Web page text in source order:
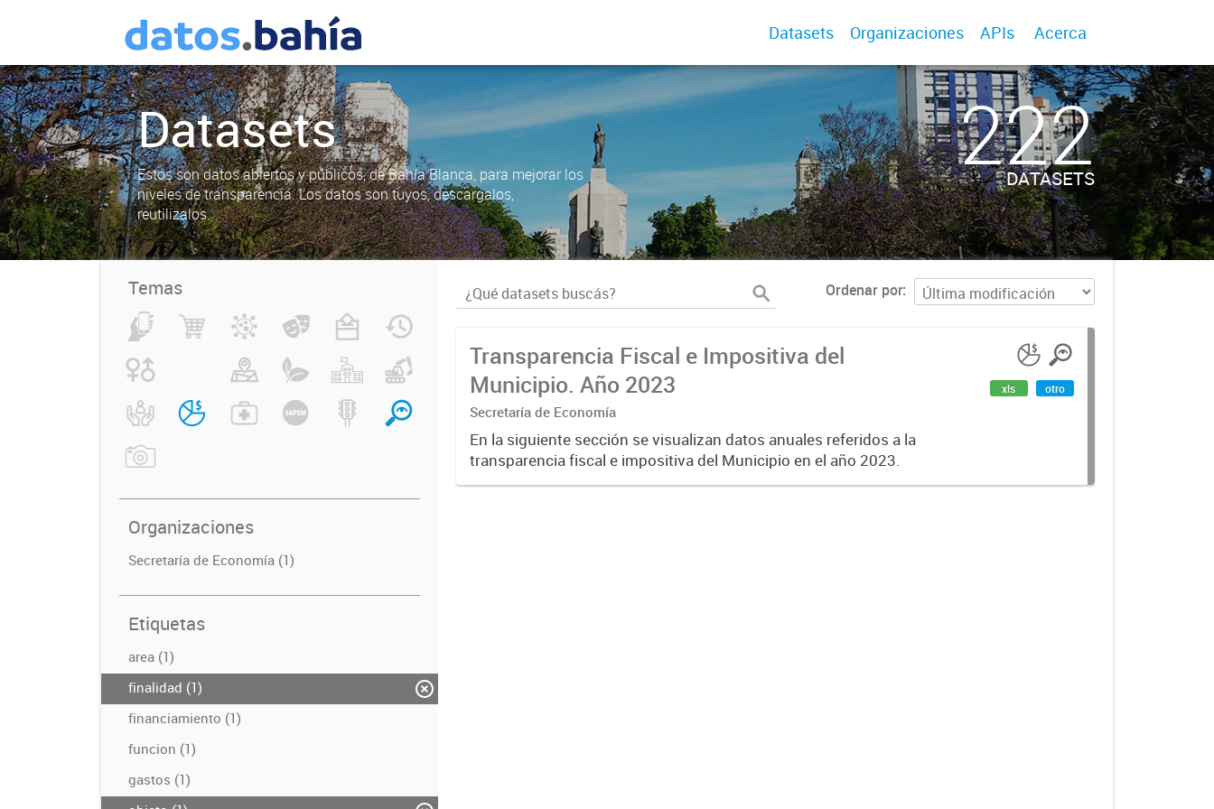
Datasets Organizaciones APIs Acerca
Datasets
Estos son datos abiertos y públicos, de Bahía Blanca, para mejorar los
niveles de transparencia. Los datos son tuyos, descargalos,
reutilizalos.
222
DATASETS
Temas
Organizaciones
Secretaría de Economía (1)
Etiquetas
area (1)
finalidad (1)
financiamiento (1)
funcion (1)
gastos (1)
Ordenar por
Transparencia Fiscal e Impositiva del
Municipio. Año 2023
Secretaría de Economía
En la siguiente sección se visualizan datos anuales referidos a la
transparencia fiscal e impositiva del Municipio en el año 2023.
xls otro